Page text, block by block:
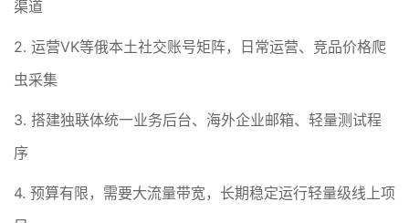
渠道
2. 运营VK等俄本土社交账号矩阵，日常运营、竞品价格爬
虫采集
3. 搭建独联体统一业务后台、海外企业邮箱、轻量测试程
序
4. 预算有限，需要大流量带宽，长期稳定运行轻量级线上项